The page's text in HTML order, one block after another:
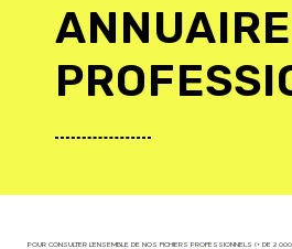
ANNUAIRE
POUR CONSULTER L'ENSEMBLE DE NOS FICHIERS PROFESSIONNELS (+ DE 2 000